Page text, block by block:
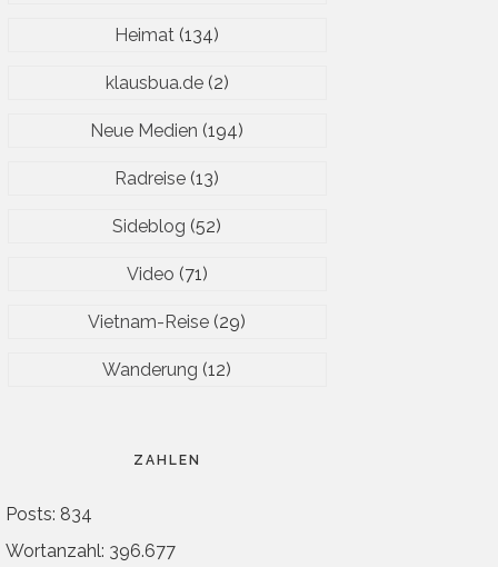
Heimat (134)
klausbua.de(2)
Neue Medien (194)
Radreise (13)
Sideblog (52)
Video (71)
Vietnam-Reise (29)
Wanderung (12)
ZAHLEN
Posts: 834
Wortanzahl: 396.677